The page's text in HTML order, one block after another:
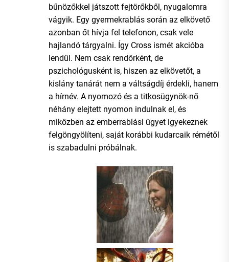
bűnözőkkel játszott fejtörőkből, nyugalomra
vágyik. Egy gyermekrablás során az elkövető
azonban őt hívja fel telefonon, csak vele
hajlandó tárgyalni. Így Cross ismét akcióba
lendül. Nem csak rendőrként, de
pszichológusként is, hiszen az elkövetőt, a
kislány tanárát nem a váltságdíj érdekli, hanem
a hírnév. A nyomozó és a titkosügynök-nő
néhány elejtett nyomon indulnak el, és
miközben az emberrablási ügyet igyekeznek
felgöngyölíteni, saját korábbi kudarcaik rémétől
is szabadulni próbálnak.